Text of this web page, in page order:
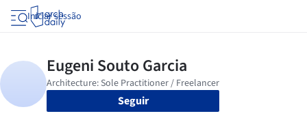
Iniciar sessão
Seguir